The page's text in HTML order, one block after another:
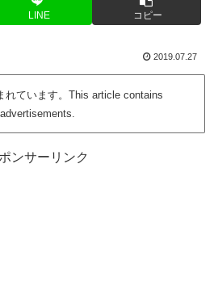
LINE コピー
2019.07.27
れています。This article contains
advertisements.
ンサーリンク